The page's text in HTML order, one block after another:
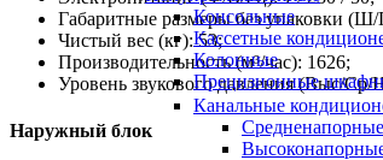
Консольные
Кассетные
Колонные
Прецизионные
Канальные
Средненапорные
Габаритные размеры без упаковки
Чистый вес (кг): 53;
Производительность (м³/час): 1626;
Уровень звукового давления (Выс/
Наружный блок